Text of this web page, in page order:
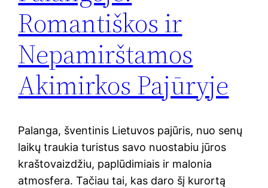
Romantiškos ir
Nepamirštamos
Akimirkos Pajūryje
Palanga, šventinis Lietuvos pajūris, nuo senų
laikų traukia turistus savo nuostabiu jūros
kraštovaizdžiu, paplūdimiais ir malonia
atmosfera. Tačiau tai, kas daro šį kurortą